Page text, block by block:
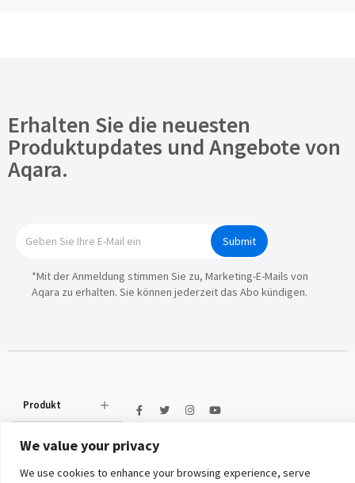
We value your privacy
We use cookies to enhance your browsing experience, serve
Erhalten Sie die neuesten
Produktupdates und Angebote von
Aqara.
Submit
*Mit der Anmeldung stimmen Sie zu, Marketing-E-Mails von
Aqara zu erhalten. Sie können jederzeit das Abo kündigen.
Produkt
Partner
Lösungen